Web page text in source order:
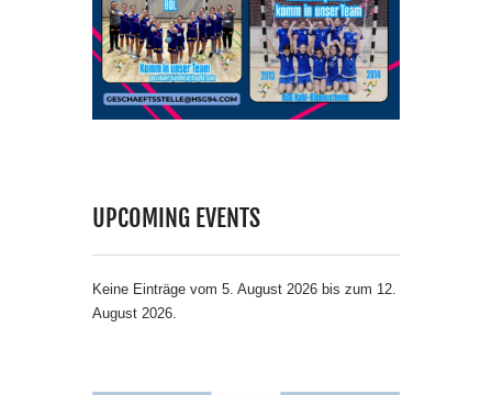
UPCOMING EVENTS
Keine Einträge vom 5. August 2026 bis zum 12.
August 2026.